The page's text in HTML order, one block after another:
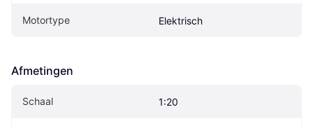
Motortype Elektrisch
Afmetingen
Schaal 1:20